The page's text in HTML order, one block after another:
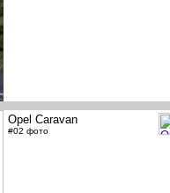
Opel Caravan
#02 фото